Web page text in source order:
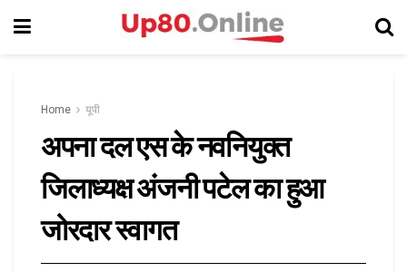
Home यूपी
अपना दल एस के नवनियुक्त
जिलाध्यक्ष अंजनी पटेल का हुआ
जोरदार स्वागत